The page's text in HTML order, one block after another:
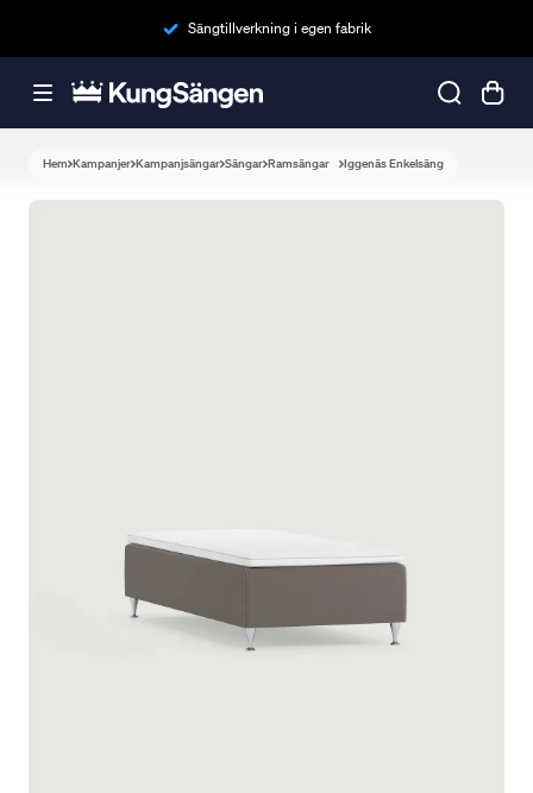
Sängtillverkning i egen fabrik
Hem Kampanjer Kampanjsängar Sängar Ramsängar Iggenäs Enkelsäng